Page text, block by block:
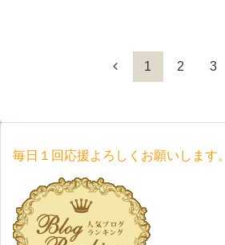
1 2 3
毎日１回応援よろしくお願いします。